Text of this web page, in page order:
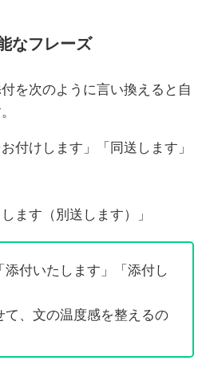
なフレーズ
を次のように言い換えると自
付けします」「同送します」
ます（別送します）」
添付いたします」「添付し
て、文の温度感を整えるの